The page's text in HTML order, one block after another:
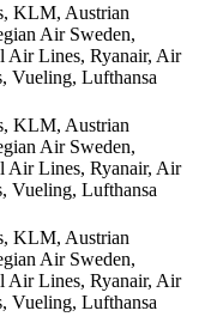
KLM, Austrian
Air Sweden,
Air Lines, Ryanair, Air
Vueling, Lufthansa
KLM, Austrian
Air Sweden,
Air Lines, Ryanair, Air
Vueling, Lufthansa
KLM, Austrian
Air Sweden,
Air Lines, Ryanair, Air
Vueling, Lufthansa